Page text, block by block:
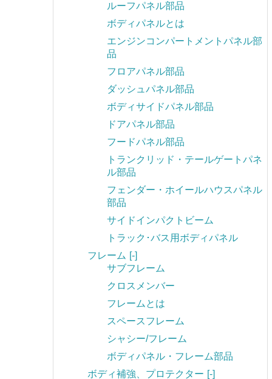
ルーフパネル部品
ボディパネルとは
エンジンコンパートメントパネル部
品
フロアパネル部品
ダッシュパネル部品
ボディサイドパネル部品
ドアパネル部品
フードパネル部品
トランクリッド・テールゲートパネ
ル部品
フェンダー・ホイールハウスパネル
部品
サイドインパクトビーム
トラック･バス用ボディパネル
フレーム [-]
サブフレーム
クロスメンバー
フレームとは
スペースフレーム
シャシー/フレーム
ボディパネル・フレーム部品
ボディ補強、プロテクター [-]